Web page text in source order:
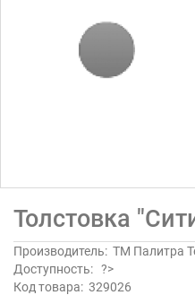
Толстовка
Производитель: ТМ Палитра
Доступность: ?>
Код товара: 329026